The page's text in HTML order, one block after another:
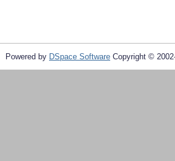
Powered by DSpace Software Copyright ©